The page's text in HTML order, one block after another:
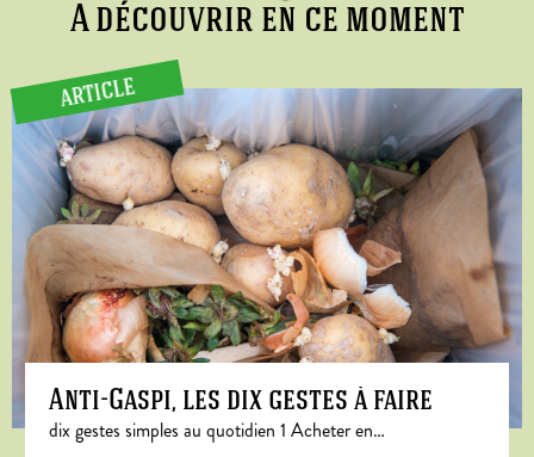
A découvrir en ce moment
ARTICLE
Anti-Gaspi, les dix gestes à faire
dix gestes simples au quotidien 1 Acheter en…